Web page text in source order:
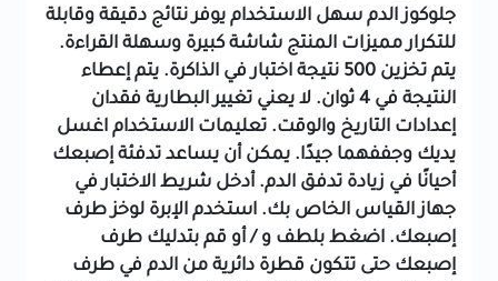
جلوكوز الدم سهل الاستخدام يوفر نتائج دقيقة وقابلة
للتكرار مميزات المنتج شاشة كبيرة وسهلة القراءة.
يتم تخزين 500 نتيجة اختبار في الذاكرة.
يتم إعطاء
النتيجة في 4 ثوان.
لا يعني تغيير البطارية فقدان
إعدادات التاريخ والوقت. تعليمات الاستخدام اغسل
يديك وجففهما جيدًا. يمكن أن يساعد تدفئة إصبعك
أحيانًا في زيادة تدفق الدم. أدخل شريط الاختبار في
جهاز القياس الخاص بك. استخدم الإبرة لوخز طرف
إصبعك. اضغط بلطف و / أو قم بتدليك طرف
إصبعك حتى تتكون قطرة دائرية من الدم في طرف